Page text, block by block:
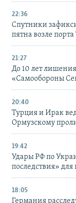
22:36
Спутники
пятна возле
21:27
До 10 лет
«Самообороны
20:40
Турция и Ирак
Ормузскому
19:42
Удары РФ по
последствия»
18:05
Германия